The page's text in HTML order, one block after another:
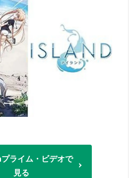
ライム・ビデオで
見る